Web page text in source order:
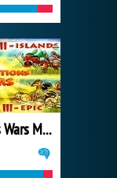
Civilizations Wars Master Edition